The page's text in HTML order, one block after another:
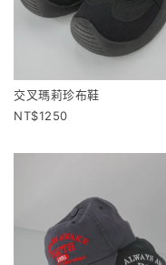
交叉瑪莉珍布鞋
1250